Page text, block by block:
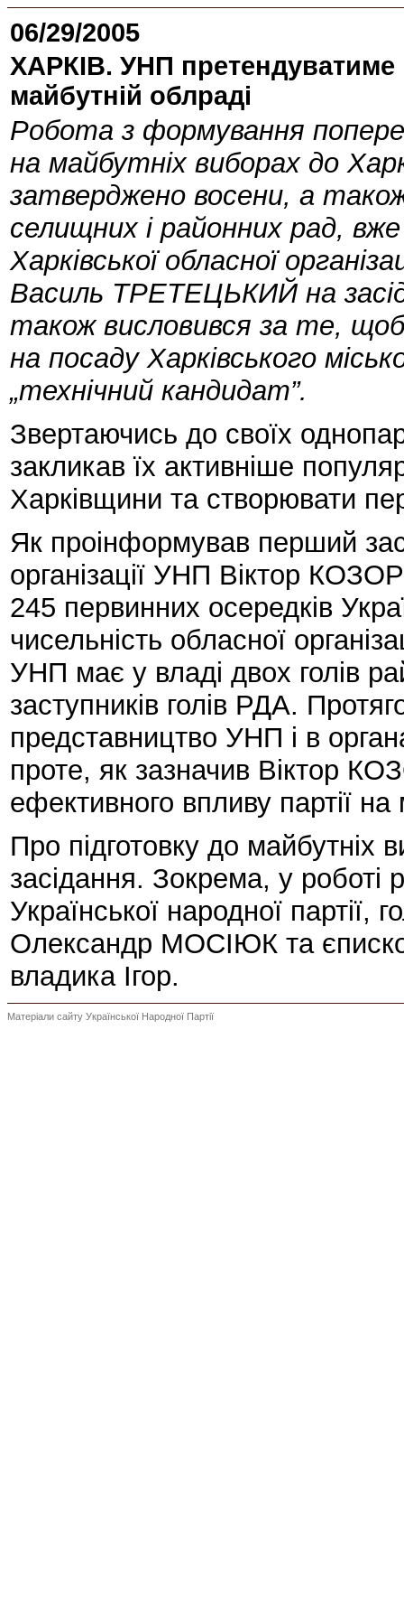
06/29/2005
ХАРКІВ. УНП претендуватиме
майбутній облраді
Робота з формування
на майбутніх виборах до
затверджено восени, а також
селищних і районних рад,
Харківської обласної
Василь ТРЕТЕЦЬКИЙ на
також висловився за те,
на посаду Харківського
„технічний кандидат”.
Звертаючись до своїх
закликав їх активніше
Харківщини та створювати
Як проінформував перший
організації УНП Віктор
245 первинних осередків
чисельність обласної
УНП має у владі двох голів
заступників голів РДА.
представництво УНП і в
проте, як зазначив Віктор
ефективного впливу партії на
Про підготовку до майбутніх
засідання. Зокрема, у роботі
Української народної партії,
Олександр МОСІЮК та
владика Ігор.
Матеріали сайту Української Народної Партії